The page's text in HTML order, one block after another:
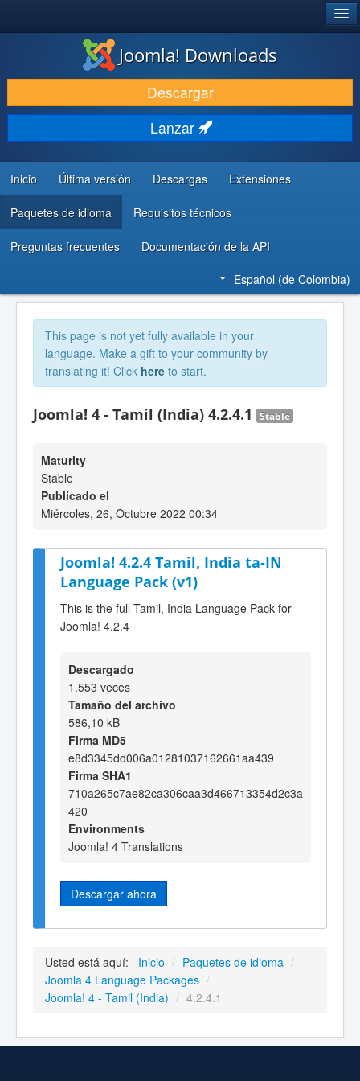
DESCARGAR
DESCUBRE Y APRENDE
COMUNIDAD Y AYUDA
RECURSOS PARA DESARROLLADORES
Joomla! Downloads
Descargar
Lanzar
Inicio Última versión Descargas Extensiones
Paquetes de idioma Requisitos técnicos
Preguntas frecuentes Documentación de la API
Español (de Colombia)
This page is not yet fully available in your
language. Make a gift to your community by
translating it! Click here to start.
Joomla! 4 - Tamil (India) 4.2.4.1 Stable
Maturity
Stable
Publicado el
Miércoles, 26, Octubre 2022 00:34
Joomla! 4.2.4 Tamil, India ta-IN
Language Pack (v1)
This is the full Tamil, India Language Pack for
Joomla! 4.2.4
Descargado
1.553 veces
Tamaño del archivo
586,10 kB
Firma MD5
e8d3345dd006a01281037162661aa439
Firma SHA1
710a265c7ae82ca306caa3d466713354d2c3a
420
Environments
Joomla! 4 Translations
Descargar ahora
Usted está aquí: Inicio / Paquetes de idioma /
Joomla 4 Language Packages /
Joomla! 4 - Tamil (India) / 4.2.4.1